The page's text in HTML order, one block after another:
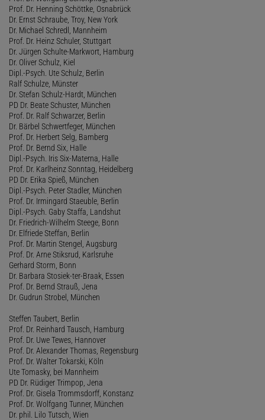
Prof. Dr. Henning Schöttke, Osnabrück
Dr. Ernst Schraube, Troy, New York
Dr. Michael Schredl, Mannheim
Prof. Dr. Heinz Schuler, Stuttgart
Dr. Jürgen Schulte-Markwort, Hamburg
Dr. Oliver Schulz, Kiel
Dipl.-Psych. Ute Schulz, Berlin
Ralf Schulze, Münster
Dr. Stefan Schulz-Hardt, München
PD Dr. Beate Schuster, München
Prof. Dr. Ralf Schwarzer, Berlin
Dr. Bärbel Schwertfeger, München
Prof. Dr. Herbert Selg, Bamberg
Prof. Dr. Bernd Six, Halle
Dipl.-Psych. Iris Six-Materna, Halle
Prof. Dr. Karlheinz Sonntag, Heidelberg
PD Dr. Erika Spieß, München
Dipl.-Psych. Peter Stadler, München
Prof. Dr. Irmingard Staeuble, Berlin
Dipl.-Psych. Gaby Staffa, Landshut
Dr. Friedrich-Wilhelm Steege, Bonn
Dr. Elfriede Steffan, Berlin
Prof. Dr. Martin Stengel, Augsburg
Prof. Dr. Arne Stiksrud, Karlsruhe
Gerhard Storm, Bonn
Dr. Barbara Stosiek-ter-Braak, Essen
Prof. Dr. Bernd Strauß, Jena
Dr. Gudrun Strobel, München
Steffen Taubert, Berlin
Prof. Dr. Reinhard Tausch, Hamburg
Prof. Dr. Uwe Tewes, Hannover
Prof. Dr. Alexander Thomas, Regensburg
Prof. Dr. Walter Tokarski, Köln
Ute Tomasky, bei Mannheim
PD Dr. Rüdiger Trimpop, Jena
Prof. Dr. Gisela Trommsdorff, Konstanz
Prof. Dr. Wolfgang Tunner, München
Dr. phil. Lilo Tutsch, Wien